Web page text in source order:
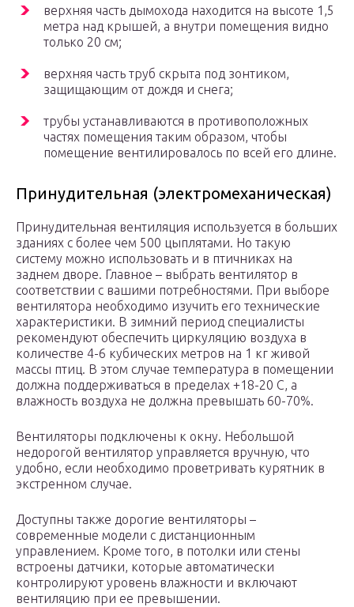
верхняя часть дымохода находится на высоте 1,5
метра над крышей, а внутри помещения видно
только 20 см;
верхняя часть труб скрыта под зонтиком,
защищающим от дождя и снега;
трубы устанавливаются в противоположных
частях помещения таким образом, чтобы
помещение вентилировалось по всей его длине.
Принудительная (электромеханическая)
Принудительная вентиляция используется в больших
зданиях с более чем 500 цыплятами. Но такую
систему можно использовать и в птичниках на
заднем дворе. Главное – выбрать вентилятор в
соответствии с вашими потребностями. При выборе
вентилятора необходимо изучить его технические
характеристики. В зимний период специалисты
рекомендуют обеспечить циркуляцию воздуха в
количестве 4-6 кубических метров на 1 кг живой
массы птиц. В этом случае температура в помещении
должна поддерживаться в пределах +18-20 С, а
влажность воздуха не должна превышать 60-70%.
Вентиляторы подключены к окну. Небольшой
недорогой вентилятор управляется вручную, что
удобно, если необходимо проветривать курятник в
экстренном случае.
Доступны также дорогие вентиляторы –
современные модели с дистанционным
управлением. Кроме того, в потолки или стены
встроены датчики, которые автоматически
контролируют уровень влажности и включают
вентиляцию при ее превышении.